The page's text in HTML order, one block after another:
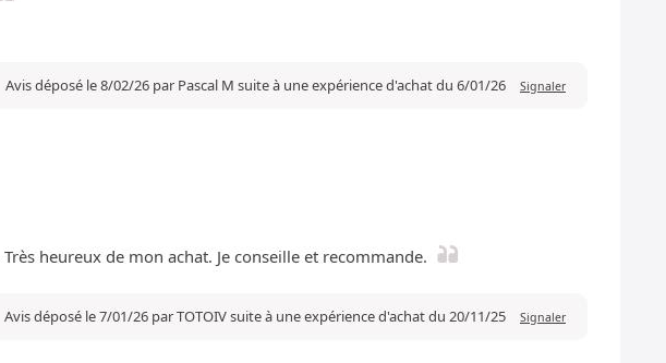
Avis déposé le 8/02/26 par Pascal M suite à une expérience d'achat du 6/01/26 Signaler
heureux de mon achat. Je conseille et recommande.
Avis déposé le 7/01/26 par TOTOIV suite à une expérience d'achat du 20/11/25 Signaler